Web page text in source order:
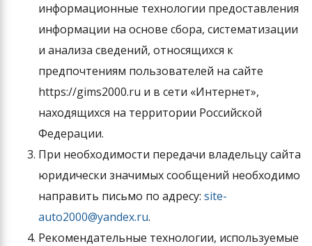
информационные технологии предоставления
информации на основе сбора, систематизации
и анализа сведений, относящихся к
предпочтениям пользователей на сайте
https://gims2000.ru и в сети «Интернет»,
находящихся на территории Российской
Федерации.
При необходимости передачи владельцу сайта
юридически значимых сообщений необходимо
направить письмо по адресу: site-
auto2000@yandex.ru.
Рекомендательные технологии, используемые